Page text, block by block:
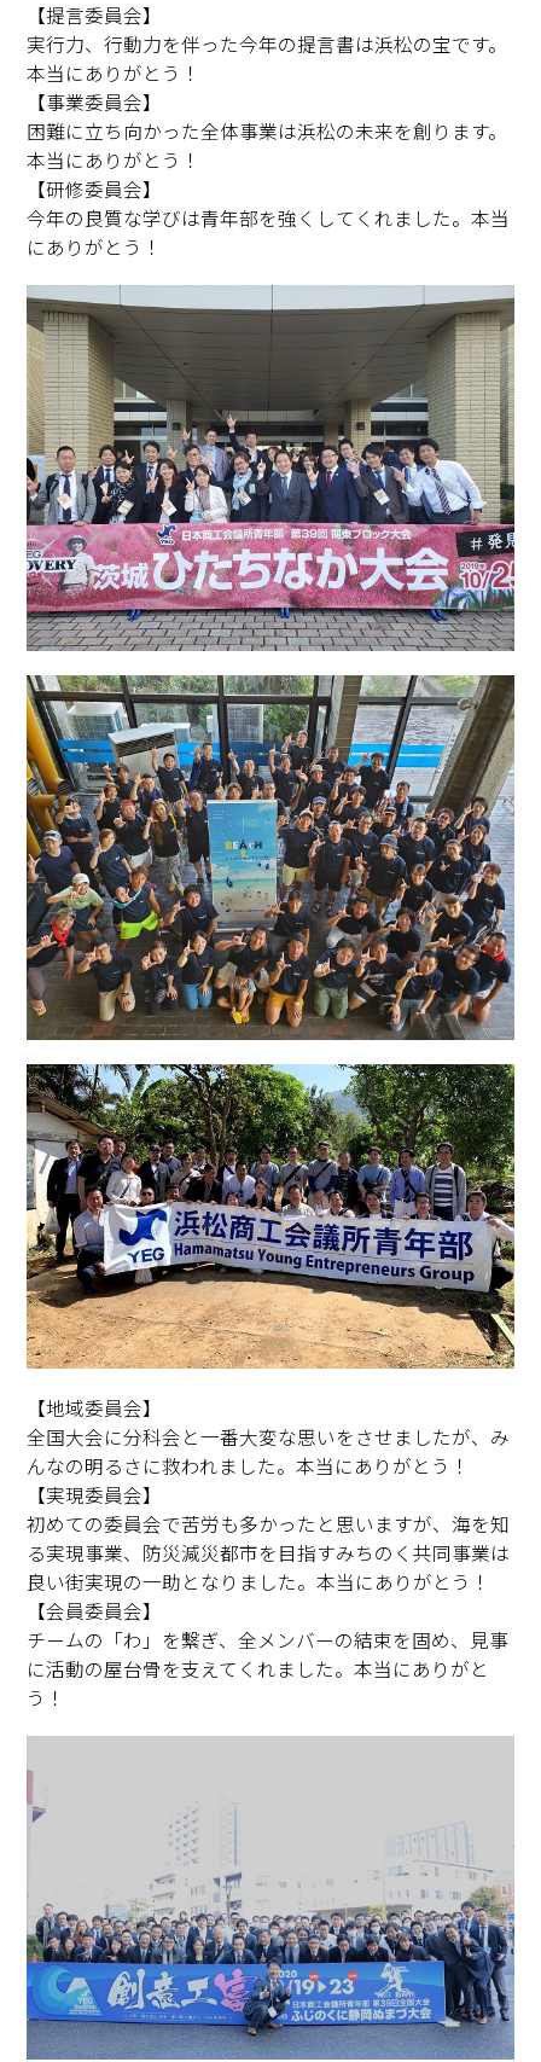
【提言委員会】
実行力、行動力を伴った今年の提言書は浜松の宝です。
本当にありがとう！
【事業委員会】
困難に立ち向かった全体事業は浜松の未来を創ります。
本当にありがとう！
【研修委員会】
今年の良質な学びは青年部を強くしてくれました。本当
にありがとう！
【地域委員会】
全国大会に分科会と一番大変な思いをさせましたが、み
んなの明るさに救われました。本当にありがとう！
【実現委員会】
初めての委員会で苦労も多かったと思いますが、海を知
る実現事業、防災減災都市を目指すみちのく共同事業は
良い街実現の一助となりました。本当にありがとう！
【会員委員会】
チームの「わ」を繋ぎ、全メンバーの結束を固め、見事
に活動の屋台骨を支えてくれました。本当にありがと
う！